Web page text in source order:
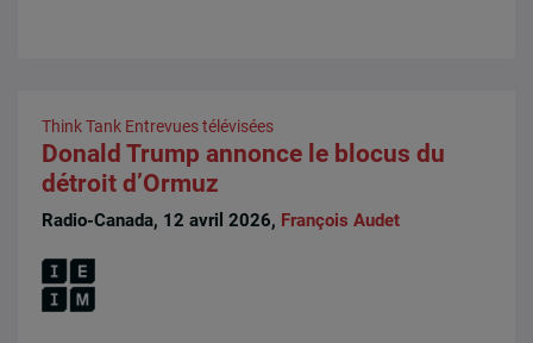
Think Tank Entrevues télévisées
Donald Trump annonce le blocus du
détroit d’Ormuz
Radio-Canada, 12 avril 2026, François Audet